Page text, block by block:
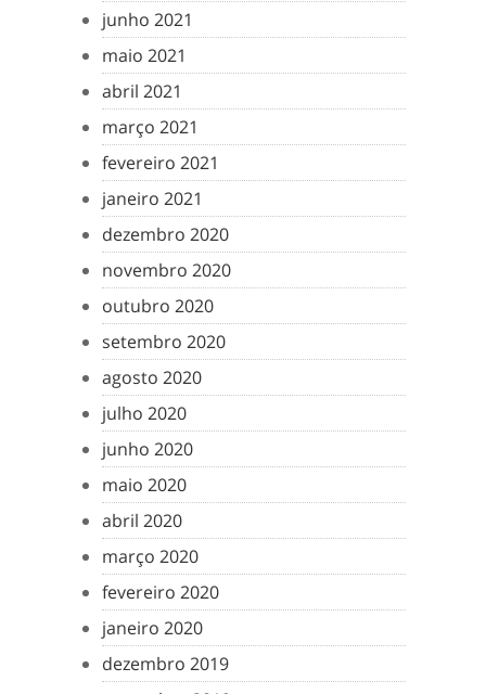
junho 2021
maio 2021
abril 2021
março 2021
fevereiro 2021
janeiro 2021
dezembro 2020
novembro 2020
outubro 2020
setembro 2020
agosto 2020
julho 2020
junho 2020
maio 2020
abril 2020
março 2020
fevereiro 2020
janeiro 2020
dezembro 2019